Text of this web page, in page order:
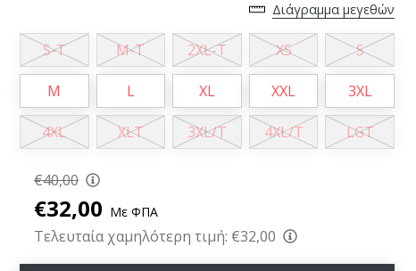
Διάγραμμα μεγεθών
S-T M-T 2XL-T XS S
M L XL XXL 3XL
4XL XLT 3XL/T 4XL/T LGT
€40,00
€32,00 Με ΦΠΑ
Τελευταία χαμηλότερη τιμή: €32,00